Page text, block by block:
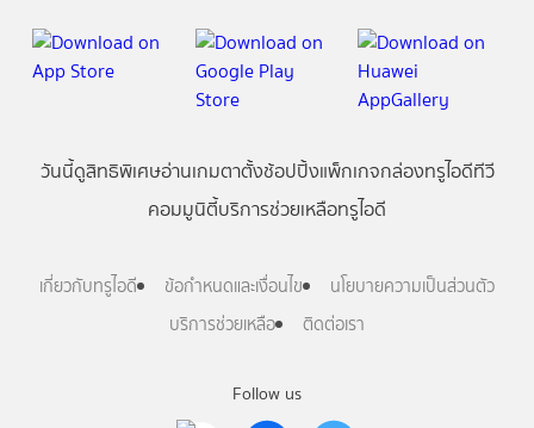
Follow us
วันนี้ดูสิทธิพิเศษอ่านเกมตาตั้งช้อปปิ้งแพ็กเกจกล่องทรูไอดีทีวี
คอมมูนิตี้บริการช่วยเหลือทรูไอดี
เกี่ยวกับทรูไอดี ข้อกำหนดและเงื่อนไข
นโยบายความเป็นส่วนตัว
บริการช่วยเหลือ
ติดต่อเรา